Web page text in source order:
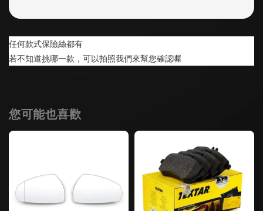
任何款式保險絲都有
若不知道挑哪一款，可以拍照我們來幫您確認喔
您可能也喜歡